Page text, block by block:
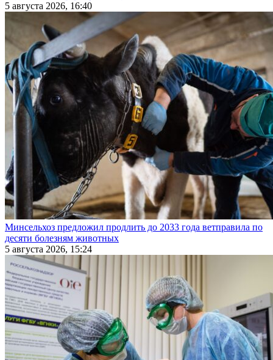
5 августа 2026, 16:40
Минсельхоз предложил продлить до 2033 года ветправила по
десяти болезням животных
5 августа 2026, 15:24